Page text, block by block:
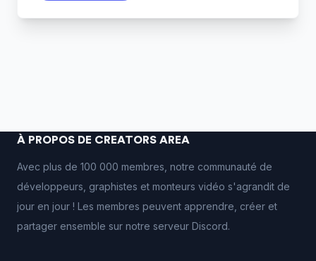
À PROPOS DE CREATORS AREA
Avec plus de 100 000 membres, notre communauté de
développeurs, graphistes et monteurs vidéo s'agrandit de
jour en jour ! Les membres peuvent apprendre, créer et
partager ensemble sur notre serveur Discord.